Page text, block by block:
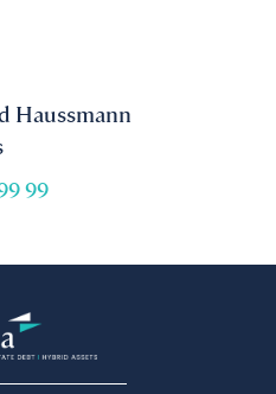
Haussmann
99